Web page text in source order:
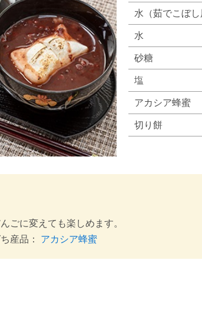
水（茹でこぼ
水
砂糖
塩
アカシア蜂蜜
切り餅
ごに変えても楽しめます。
産品： アカシア蜂蜜